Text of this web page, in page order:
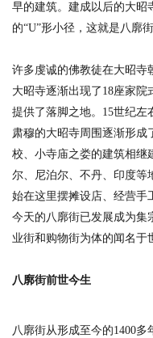
早的建筑。建成以后的大昭
的“U”形小径，这就是八廓街
许多虔诚的佛教徒在大昭寺
大昭寺逐渐出现了18座家院
提供了落脚之地。15世纪
肃穆的大昭寺周围逐渐形成
校、小寺庙之娄的建筑相继
尔、尼泊尔、不丹、印度等
始在这里摆摊设店、经营手
今天的八廓街已发展成为集
业街和购物街为体的闻名于
八廓街前世今生
八廓街从形成至今的1400